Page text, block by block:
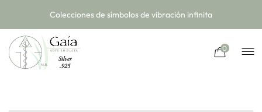
Colecciones de símbolos de vibración infinita
0